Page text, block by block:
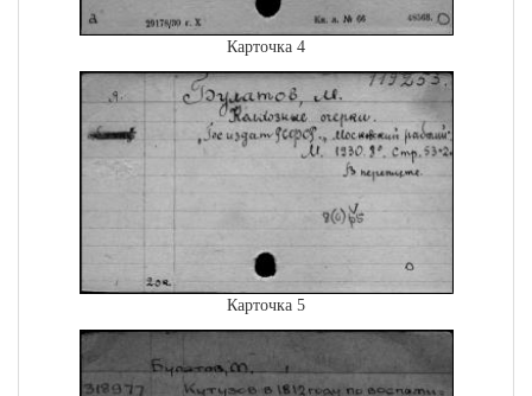
Карточка 4
Карточка 5